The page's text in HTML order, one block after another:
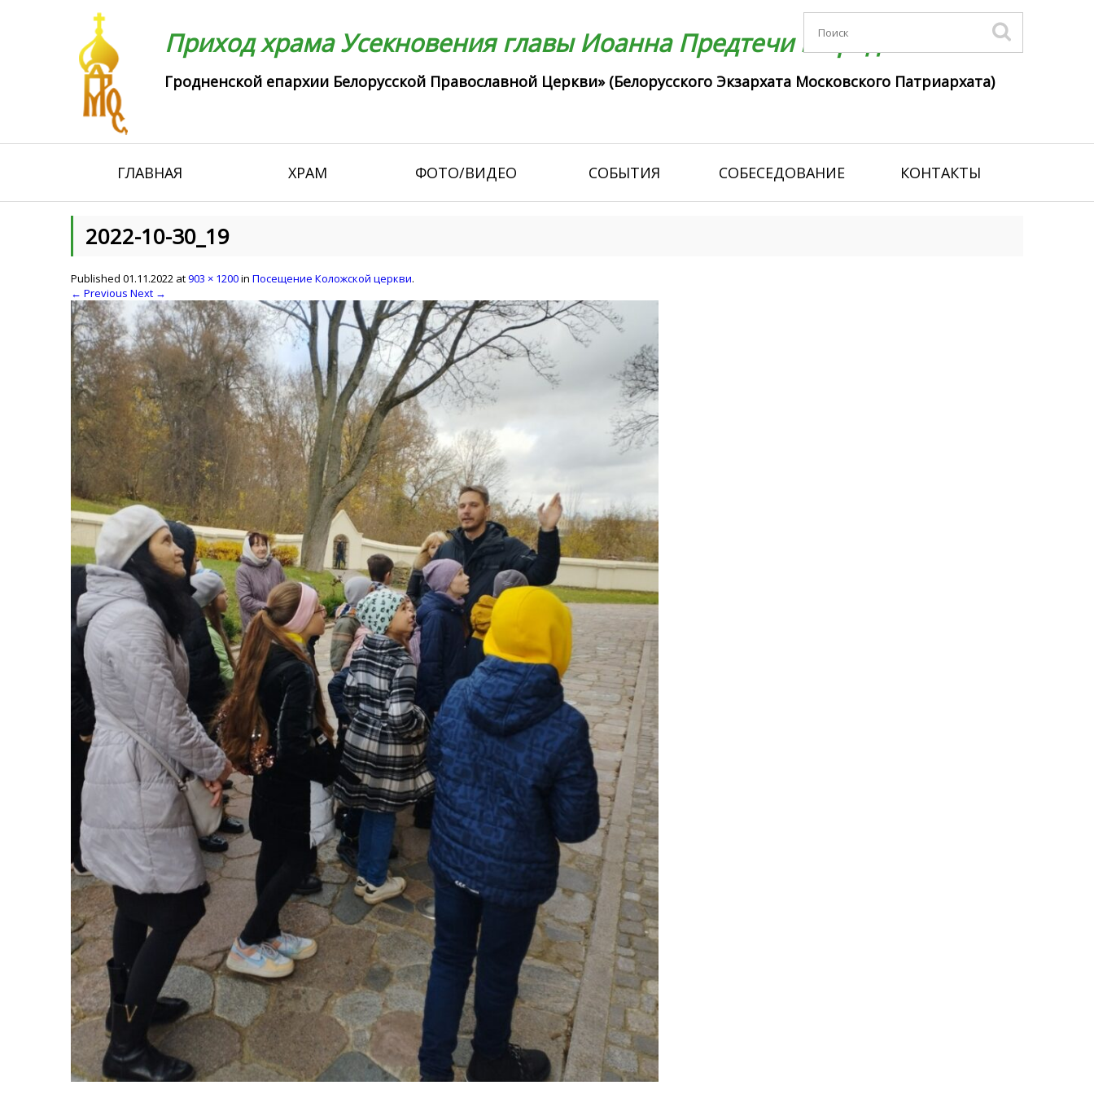
Приход храма Усекновения главы Иоанна Предтечи г. Гродно
Гродненской епархии Белорусской Православной Церкви» (Белорусского Экзархата Московского Патриархата)
ГЛАВНАЯ ХРАМ ФОТО/ВИДЕО СОБЫТИЯ СОБЕСЕДОВАНИЕ КОНТАКТЫ
2022-10-30_19
Published 01.11.2022 at903 × 1200in Посещение Коложской церкви.
← Previous Next →